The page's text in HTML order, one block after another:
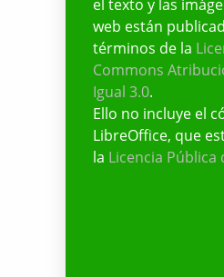
el texto y las
web están
términos de la
Commons
Igual 3.0.
Ello no incluye el
LibreOffice, que
la Licencia Pública